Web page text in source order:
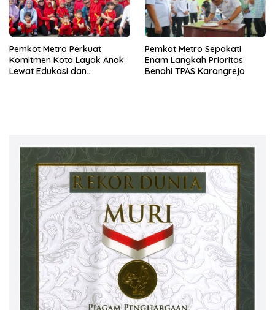
Pemkot Metro Perkuat
Komitmen Kota Layak Anak
Lewat Edukasi dan
Pemkot Metro Sepakati
Enam Langkah Prioritas
Benahi TPAS Karangrejo